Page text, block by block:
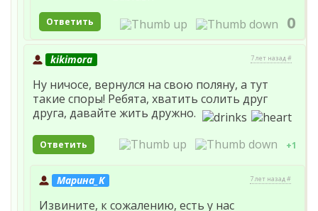
Ответить 0
kikimora 7 лет назад #
Ну ничосе, вернулся на свою поляну, а тут
такие споры! Ребята, хватить солить друг
друга, давайте жить дружно.
Ответить +1
Марина_К 7 лет назад #
Извините, к сожалению, есть у нас